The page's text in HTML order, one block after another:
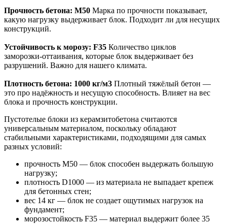
Прочность бетона: M50 Марка по прочности показывает,
какую нагрузку выдерживает блок. Подходит ли для несущих
конструкций.
Устойчивость к морозу: F35 Количество циклов
заморозки‑оттаивания, которые блок выдерживает без
разрушений. Важно для нашего климата.
Плотность бетона: 1000 кг/м3 Плотный тяжёлый бетон —
это про надёжность и несущую способность. Влияет на вес
блока и прочность конструкции.
Пустотелые блоки из керамзитобетона считаются
универсальным материалом, поскольку обладают
стабильными характеристиками, подходящими для самых
разных условий:
прочность M50 — блок способен выдержать большую
нагрузку;
плотность D1000 — из материала не выпадает крепеж
для бетонных стен;
вес 14 кг — блок не создает ощутимых нагрузок на
фундамент;
морозостойкость F35 — материал выдержит более 35